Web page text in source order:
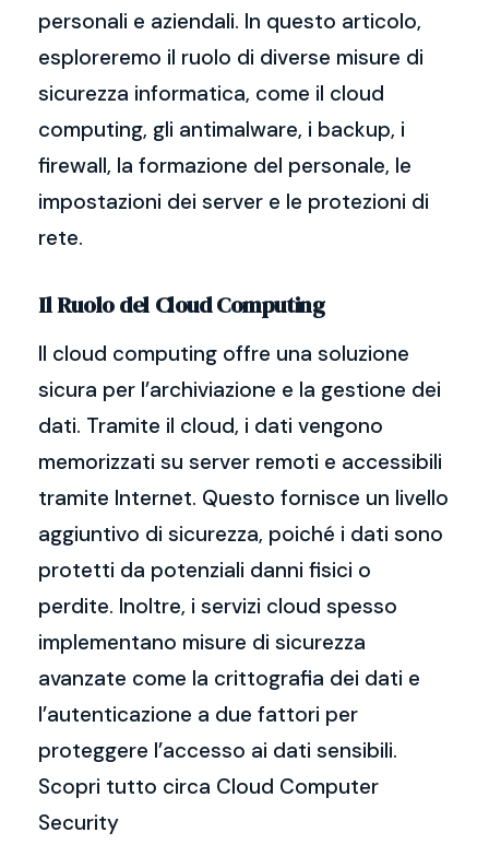
personali e aziendali. In questo articolo,
esploreremo il ruolo di diverse misure di
sicurezza informatica, come il cloud
computing, gli antimalware, i backup, i
firewall, la formazione del personale, le
impostazioni dei server e le protezioni di
rete.
Il Ruolo del Cloud Computing
Il cloud computing offre una soluzione
sicura per l’archiviazione e la gestione dei
dati. Tramite il cloud, i dati vengono
memorizzati su server remoti e accessibili
tramite Internet. Questo fornisce un livello
aggiuntivo di sicurezza, poiché i dati sono
protetti da potenziali danni fisici o
perdite. Inoltre, i servizi cloud spesso
implementano misure di sicurezza
avanzate come la crittografia dei dati e
l’autenticazione a due fattori per
proteggere l’accesso ai dati sensibili.
Scopri tutto circa Cloud Computer
Security